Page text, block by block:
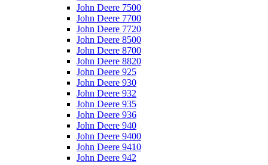
John Deere 7500
John Deere 7700
John Deere 7720
John Deere 8500
John Deere 8700
John Deere 8820
John Deere 925
John Deere 930
John Deere 932
John Deere 935
John Deere 936
John Deere 940
John Deere 9400
John Deere 9410
John Deere 942